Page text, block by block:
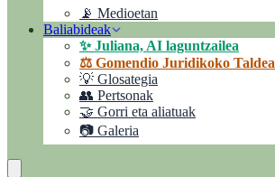
📡 Medioetan
Baliabideak
✨ Juliana, AI laguntzailea
⚖️ Gomendio Juridikoko Taldea
💡 Glosategia
👥 Pertsonak
🤝 Gorri eta aliatuak
📷 Galeria